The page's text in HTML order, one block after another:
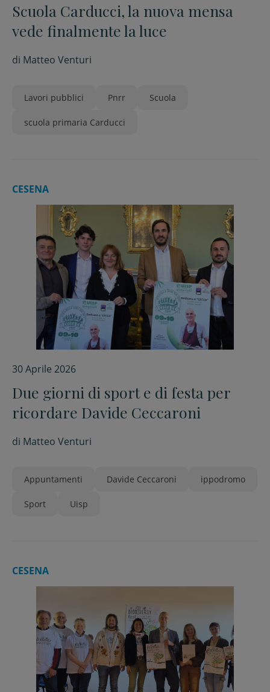
Scuola Carducci, la nuova mensa
vede finalmente la luce
di Matteo Venturi
Lavori pubblici Pnrr Scuola
scuola primaria Carducci
CESENA
30 Aprile 2026
Due giorni di sport e di festa per
ricordare Davide Ceccaroni
di Matteo Venturi
Appuntamenti Davide Ceccaroni ippodromo
Sport Uisp
CESENA